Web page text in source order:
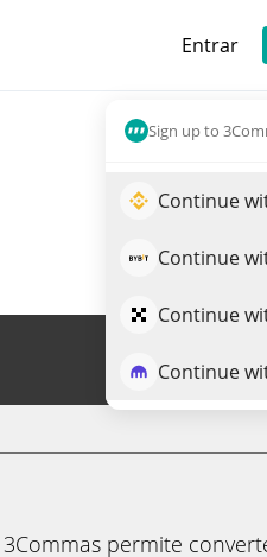
Entrar
Sign up to
Continue
Continue
Continue
Continue
Trade
permite